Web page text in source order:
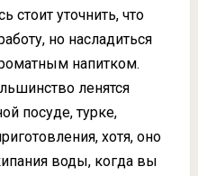
стоит уточнить, что
но насладиться
напитком.
ленятся
посуде, турке,
хотя, оно
воды, когда вы